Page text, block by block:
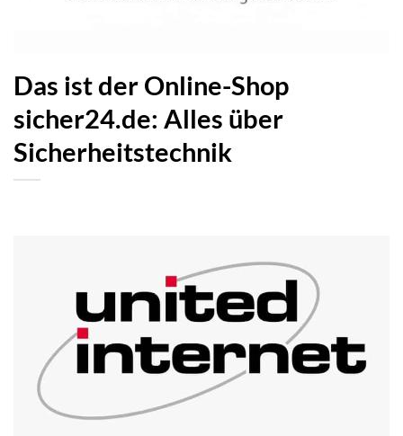
Das ist der Online-Shop
sicher24.de: Alles über
Sicherheitstechnik